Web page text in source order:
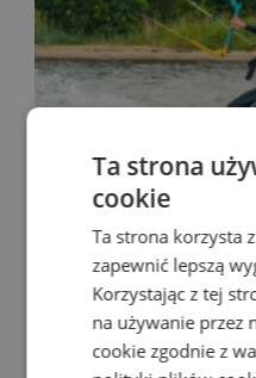
Ta strona
cookie
Ta strona korzysta
zapewnić lepszą
Korzystając z tej
na używanie przez
cookie zgodnie z